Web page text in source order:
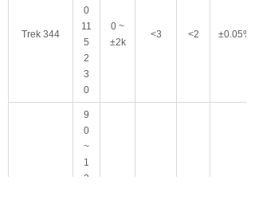
Trek 344
0
11
5
2
3
0
0 ~
±2k
<3 <2 ±0.05%
9
0
~
1
2